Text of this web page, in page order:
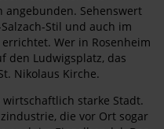
angebunden. Sehenswert
Stil und auch im
Wer in Rosenheim
den Ludwigsplatz, das
Nikolaus Kirche.
starke Stadt.
die vor Ort sogar